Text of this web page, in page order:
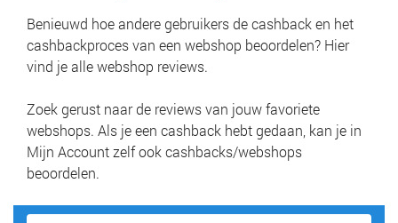
Benieuwd hoe andere gebruikers de cashback en het
cashbackproces van een webshop beoordelen? Hier
vind je alle webshop reviews.
Zoek gerust naar de reviews van jouw favoriete
webshops. Als je een cashback hebt gedaan, kan je in
Mijn Account zelf ook cashbacks/webshops
beoordelen.